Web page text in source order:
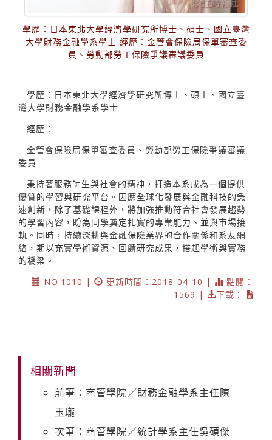
學歷：日本東北大學經濟學研究所博士、碩士、國立臺灣
大學財務金融學系學士 經歷：金管會保險局保單審查委
員、勞動部勞工保險爭議審議委員
學歷：日本東北大學經濟學研究所博士、碩士、國立臺
灣大學財務金融學系學士
經歷：
金管會保險局保單審查委員、勞動部勞工保險爭議審議
委員
秉持著服務師生與社會的精神，打造本系成為一個提供
優質的學習與研究平台。因應全球化發展與金融科技的急
速創新，除了基礎課程外，將加強推動符合社會發展趨勢
的學習內容，盼為同學奠定扎實的專業能力、並與市場接
軌。同時，持續深耕與金融保險業界的合作關係和系友網
絡，期以充實學術資源、回饋研究成果，搭起學術與實務
的橋梁。
NO.1010 |
更新時間：2018-04-10 |
點閱：
1569 |
下載：
相關新聞
前筆：商管學院／財務金融學系主任陳
玉瓏
次筆：商管學院／統計學系主任吳碩傑